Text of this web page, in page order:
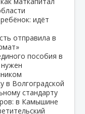
идёт
отправила в
пособия в
в Волгоградской
стандарту
в Камышине